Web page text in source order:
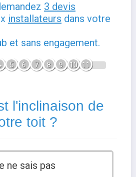
3 devis
installateurs dans votre
et sans engagement.
5 6 7 8 9 10 11
l'inclinaison de
toit ?
ne sais pas